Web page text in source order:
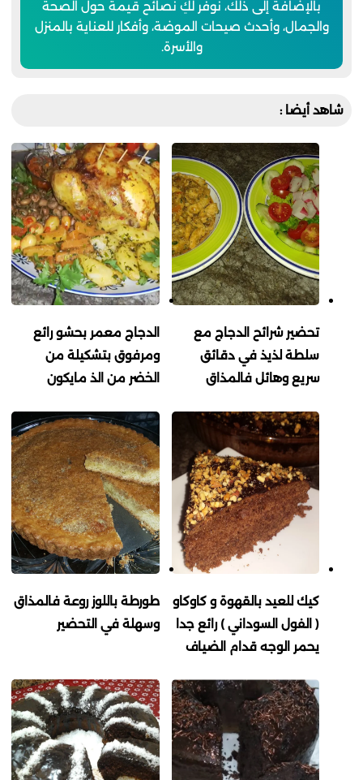
بالإضافة إلى ذلك، نوفر لكِ نصائح قيمة حول الصحة
والجمال، وأحدث صيحات الموضة، وأفكار للعناية بالمنزل
والأسرة.
شاهد أيضا :
تحضير شرائح الدجاج مع
سلطة لذيذ في دقائق
سريع وهائل فالمذاق
الدجاج معمر بحشو رائع
ومرفوق بتشكيلة من
الخضر من الذ مايكون
كيك للعيد بالقهوة و كاوكاو
( الفول السوداني ) رائع جدا
يحمر الوجه قدام الضياف
طورطة باللوز روعة فالمذاق
وسهلة في التحضير